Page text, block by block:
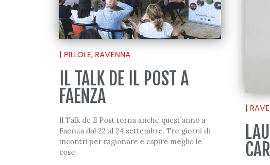
| PILLOLE, RAVENNA
IL TALK DE IL POST A
FAENZA
Il Talk de Il Post torna anche quest’anno a
Faenza dal 22 al 24 settembre. Tre giorni di
incontri per ragionare e capire meglio le
cose.
|